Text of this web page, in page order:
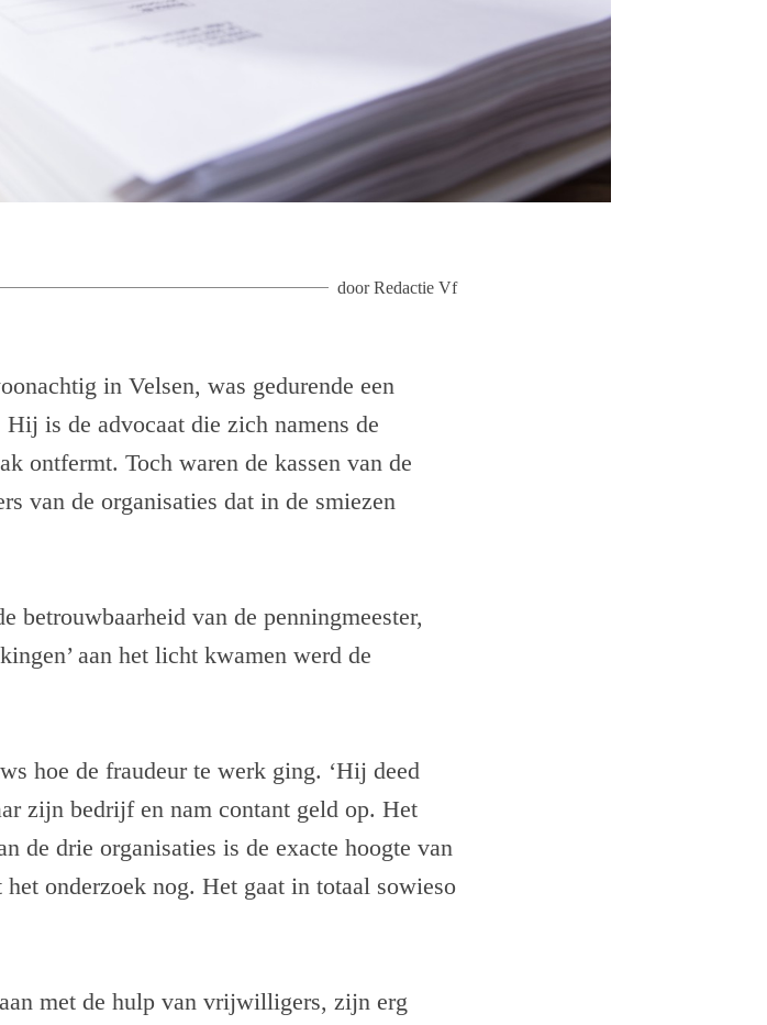
doorRedactie Vf
in Velsen, was gedurende een
is de advocaat die zich namens de
ontfermt. Toch waren de kassen van de
van de organisaties dat in de smiezen
betrouwbaarheid van de penningmeester,
aan het licht kwamen werd de
hoe de fraudeur te werk ging. ‘Hij deed
zijn bedrijf en nam contant geld op. Het
de drie organisaties is de exacte hoogte van
onderzoek nog. Het gaat in totaal sowieso
met de hulp van vrijwilligers, zijn erg